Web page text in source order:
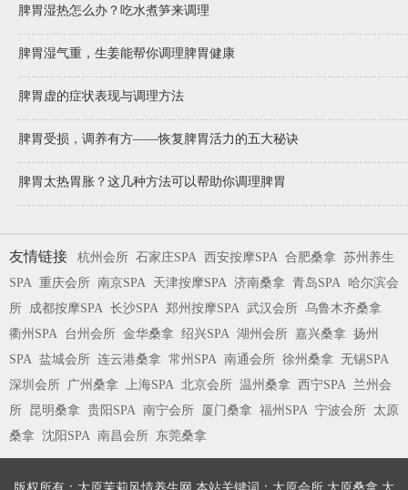
脾胃湿热怎么办？吃水煮笋来调理
脾胃湿气重，生姜能帮你调理脾胃健康
脾胃虚的症状表现与调理方法
脾胃受损，调养有方——恢复脾胃活力的五大秘诀
脾胃太热胃胀？这几种方法可以帮助你调理脾胃
友情链接 杭州会所 石家庄SPA 西安按摩SPA 合肥桑拿 苏州养生
SPA 重庆会所 南京SPA 天津按摩SPA 济南桑拿 青岛SPA 哈尔滨会
所 成都按摩SPA 长沙SPA 郑州按摩SPA 武汉会所 乌鲁木齐桑拿
衢州SPA 台州会所 金华桑拿 绍兴SPA 湖州会所 嘉兴桑拿 扬州
SPA 盐城会所 连云港桑拿 常州SPA 南通会所 徐州桑拿 无锡SPA
深圳会所 广州桑拿 上海SPA 北京会所 温州桑拿 西宁SPA 兰州会
所 昆明桑拿 贵阳SPA 南宁会所 厦门桑拿 福州SPA 宁波会所 太原
桑拿 沈阳SPA 南昌会所 东莞桑拿